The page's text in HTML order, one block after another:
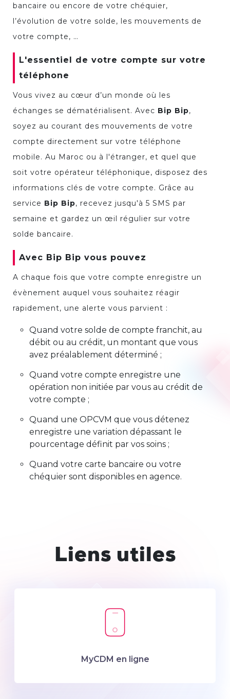
bancaire ou encore de votre chéquier,
l’évolution de votre solde, les mouvements de
votre compte, …
L'essentiel de votre compte sur votre
téléphone
Vous vivez au cœur d’un monde où les
échanges se dématérialisent. Avec Bip Bip,
soyez au courant des mouvements de votre
compte directement sur votre téléphone
mobile. Au Maroc ou à l'étranger, et quel que
soit votre opérateur téléphonique, disposez des
informations clés de votre compte. Grâce au
service Bip Bip, recevez jusqu'à 5 SMS par
semaine et gardez un œil régulier sur votre
solde bancaire.
Avec Bip Bip vous pouvez
A chaque fois que votre compte enregistre un
évènement auquel vous souhaitez réagir
rapidement, une alerte vous parvient :
Quand votre solde de compte franchit, au
débit ou au crédit, un montant que vous
avez préalablement déterminé ;
Quand votre compte enregistre une
opération non initiée par vous au crédit de
votre compte ;
Quand une OPCVM que vous détenez
enregistre une variation dépassant le
pourcentage définit par vos soins ;
Quand votre carte bancaire ou votre
chéquier sont disponibles en agence.
Liens utiles
MyCDM en ligne